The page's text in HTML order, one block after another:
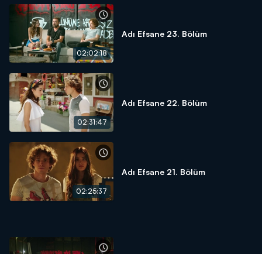
02:02:18
Adı Efsane 23. Bölüm
02:31:47
Adı Efsane 22. Bölüm
02:25:37
Adı Efsane 21. Bölüm